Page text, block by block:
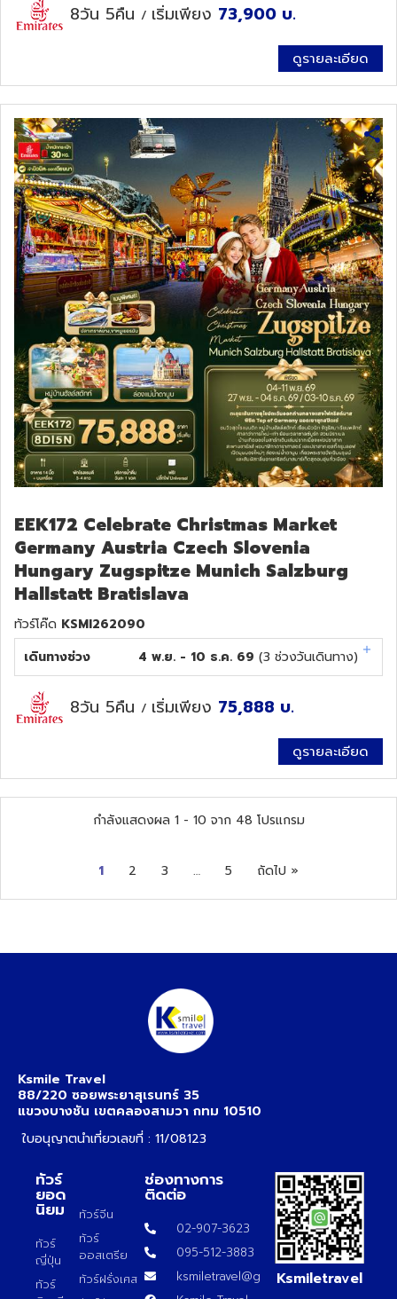
8วัน 5คืน / เริ่มเพียง 73,900 บ.
ดูรายละเอียด
EEK172 Celebrate Christmas Market
Germany Austria Czech Slovenia
Hungary Zugspitze Munich Salzburg
Hallstatt Bratislava
ทัวร์โค๊ด KSMI262090
เดินทางช่วง
4 พ.ย. - 10 ธ.ค. 69 (3 ช่วงวันเดินทาง)
8วัน 5คืน / เริ่มเพียง 75,888 บ.
ดูรายละเอียด
กำลังแสดงผล 1- 10 จาก 48 โปรแกรม
1 2 3 … 5 ถัดไป »
Ksmile Travel
88/220 ซอยพระยาสุเรนทร์ 35
แขวงบางชัน เขตคลองสามวา กทม 10510
ใบอนุญาตนำเที่ยวเลขที่ : 11/08123
ทัวร์
ยอด
นิยม
ทัวร์
ญี่ปุ่น
ทัวร์
ทัวร์จีน
ทัวร์
ออสเตรีย
ทัวร์ฝรั่งเศส
ช่องทางการ
ติดต่อ
02-907-3623
095-512-3883
ksmiletravel@gmail.comKsmiletravel